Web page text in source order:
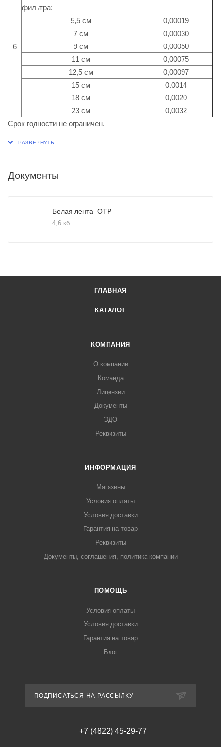
6
фильтра:
5,5 см
0,00019
7 см
0,00030
9 см
0,00050
11 см
0,00075
12,5 см
0,00097
15 см
0,0014
18 см
0,0020
23 см
0,0032
Срок годности не ограничен.
Документы
Белая лента_ОТР
4,6 кб
ГЛАВНАЯ
КАТАЛОГ
КОМПАНИЯ
О компании
Команда
Лицензии
Документы
ЭДО
Реквизиты
ИНФОРМАЦИЯ
Магазины
Условия оплаты
Условия доставки
Гарантия на товар
Реквизиты
Документы, соглашения, политика компании
ПОМОЩЬ
Условия оплаты
Условия доставки
Гарантия на товар
Блог
ПОДПИСАТЬСЯ НА РАССЫЛКУ
+7 (4822) 45-29-77